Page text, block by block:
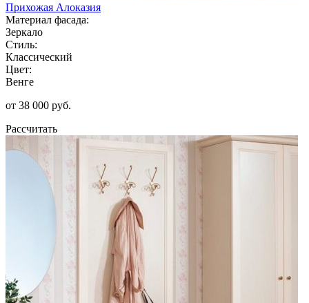
Прихожая Алоказия
Материал фасада:
Зеркало
Стиль:
Классический
Цвет:
Венге
от 38 000 руб.
Рассчитать